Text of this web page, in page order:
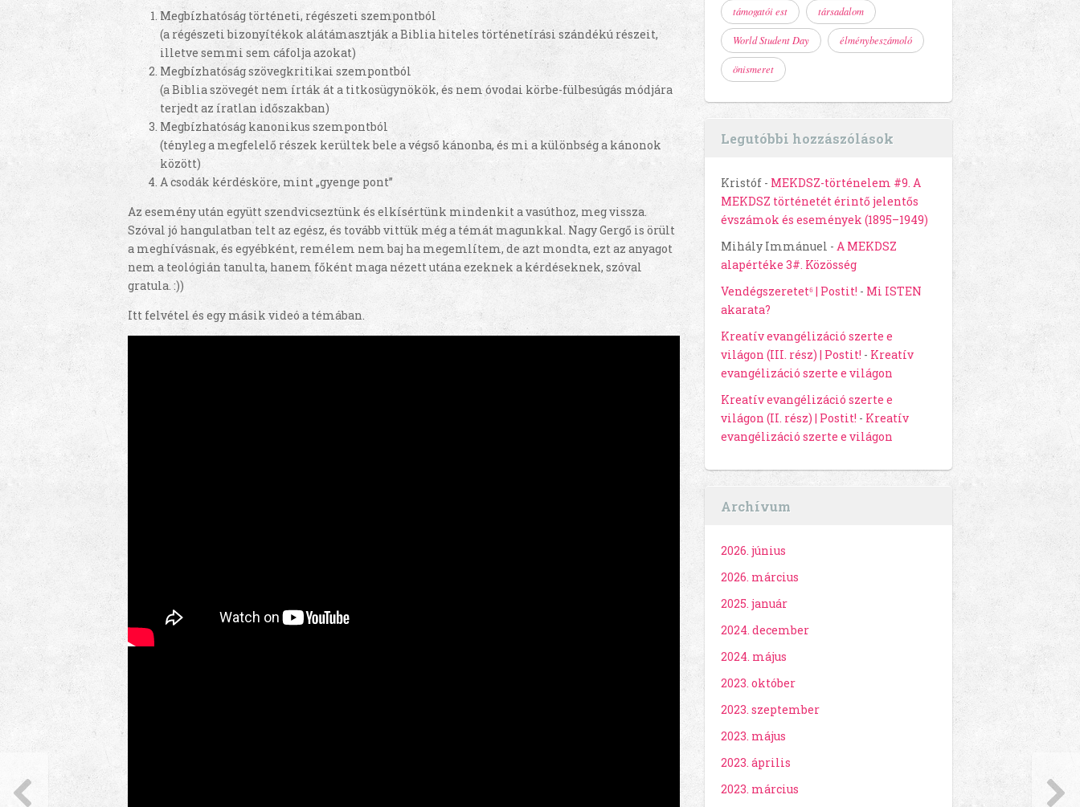
Megbízhatóság történeti, régészeti szempontból
(a régészeti bizonyítékok alátámasztják a Biblia hiteles történetírási szándékú részeit,
illetve semmi sem cáfolja azokat)
Megbízhatóság szövegkritikai szempontból
(a Biblia szövegét nem írták át a titkosügynökök, és nem óvodai körbe-fülbesúgás módjára
terjedt az íratlan időszakban)
Megbízhatóság kanonikus szempontból
(tényleg a megfelelő részek kerültek bele a végső kánonba, és mi a különbség a kánonok
között)
A csodák kérdésköre, mint „gyenge pont”
Az esemény után együtt szendvicseztünk és elkísértünk mindenkit a vasúthoz, meg vissza.
Szóval jó hangulatban telt az egész, és tovább vittük még a témát magunkkal. Nagy Gergő is örült
a meghívásnak, és egyébként, remélem nem baj ha megemlítem, de azt mondta, ezt az anyagot
nem a teológián tanulta, hanem főként maga nézett utána ezeknek a kérdéseknek, szóval
gratula. :))
Itt felvétel és egy másik videó a témában.
támogatói est társadalom
World Student Day élménybeszámoló
önismeret
Legutóbbi hozzászólások
Kristóf - MEKDSZ-történelem #9. A
MEKDSZ történetét érintő jelentős
évszámok és események (1895–1949)
Mihály Immánuel -A MEKDSZ
alapértéke 3#. Közösség
Vendégszeretet⁶ | Postit! - Mi ISTEN
akarata?
Kreatív evangélizáció szerte e
világon (III. rész) | Postit! - Kreatív
evangélizáció szerte e világon
Kreatív evangélizáció szerte e
világon (II. rész) | Postit! - Kreatív
evangélizáció szerte e világon
Archívum
2026. június
2026. március
2025. január
2024. december
2024. május
2023. október
2023. szeptember
2023. május
2023. április
2023. március